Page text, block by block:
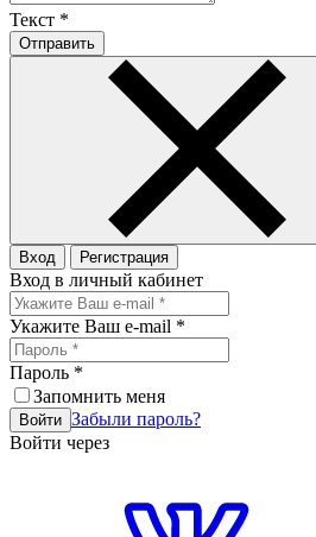
Текст *
Отправить
Вход Регистрация
Вход в личный кабинет
Укажите Ваш e-mail *
Пароль *
Запомнить меня
Войти Забыли пароль?
Войти через